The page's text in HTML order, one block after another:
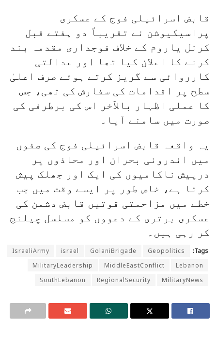
قابض اسرائیلی فوج کے عسکری
پراسیکیوشن نے تقریباً دو ہفتے قبل
کرنل یاروم کے خلاف فوجداری مقدمہ بند
کرنے کا اعلان کیا تھا اور عدالتی
کارروائی سے گریز کرتے ہوئے صرف اعلیٰ
سطح پر اقدامات کی سفارش کی تھی، جس
کا عملی اظہار بالآخر اس کی برطرفی کی
صورت میں سامنے آیا۔
یہ واقعہ قابض اسرائیلی فوج کی صفوں
میں اندرونی بحران اور محاذوں پر
درپیش ناکامیوں کی ایک اور جھلک پیش
کرتا ہے، خاص طور پر ایسے وقت میں جب
خطے میں مزاحمتی قوتیں قابض دشمن کی
عسکری برتری کے دعووں کو مسلسل چیلنج
کر رہی ہیں۔
Tags:
Geopolitics
GolaniBrigade
israel
IsraeliArmy
Lebanon
MiddleEastConflict
MilitaryLeadership
MilitaryNews
RegionalSecurity
SouthLebanon